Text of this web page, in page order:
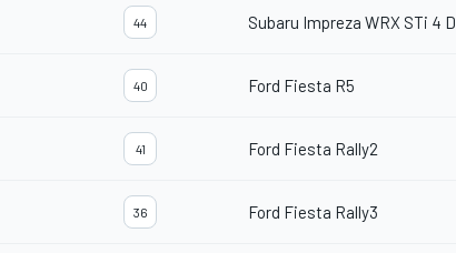
44 Subaru Impreza WRX STi 4 D
40 Ford Fiesta R5
41 Ford Fiesta Rally2
36 Ford Fiesta Rally3